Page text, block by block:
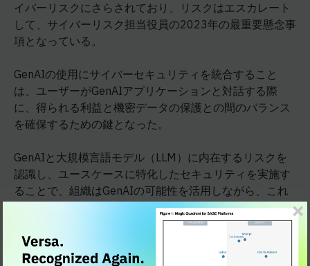
イバーリスクにさらされており、リスクはエスカレート
して、サイバーリスク担当役員の2023年の最重要懸念事
項となっている。
GenAIの使用にサイバーセキュリティを統合すること
は、ユーザーがGenAIアプリケーションと対話する際
に、得られる利益と機密データの保護との間のバランス
を確保するための鍵となった。
GenAIと大規模言語モデル（LLM）に内在するリスクを
認識し、ユースケースに特化したセキュリティを実施す
ることで、組織はGenAIの可能性を活用しながら、これ
らのツールの広範な使用によって引き起こされるサイバ
ーセキュリティリスクを最小限に抑えるというバランス
を取ることができる。プロアクティブなアプローチを採
用することで、知的財産の盗難やデータ漏洩を防ぐだけ